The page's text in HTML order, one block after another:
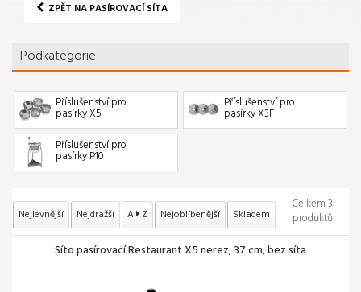
ZPĚT NA PASÍROVACÍ SÍTA
Podkategorie
Příslušenství pro
pasírky X5
Příslušenství pro
pasírky X3F
Příslušenství pro
pasírky P10
Nejlevnější Nejdražší A Z Nejoblíbenější Skladem
Celkem 3
produktů
Síto pasírovací Restaurant X5 nerez, 37 cm, bez síta